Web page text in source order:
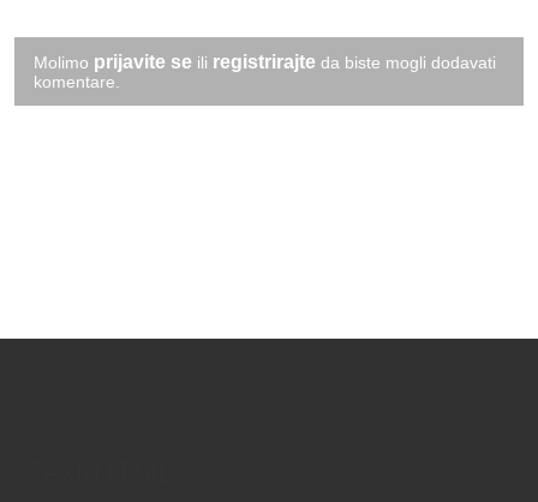
Molimo prijavite se ili registrirajte da biste mogli dodavati
komentare.